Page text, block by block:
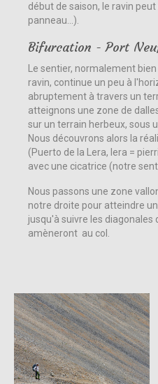
début de saison, le ravin
panneau...).
Bifurcation - Port
Le sentier, normalement
ravin, continue un peu à
abruptement à travers un
atteignons une zone de
sur un terrain herbeux, sous
Nous découvrons alors la
(Puerto de la Lera, lera =
avec une cicatrice (notre
Nous passons une zone
notre droite pour atteindre
jusqu'à suivre les diagonales
amèneront au col.